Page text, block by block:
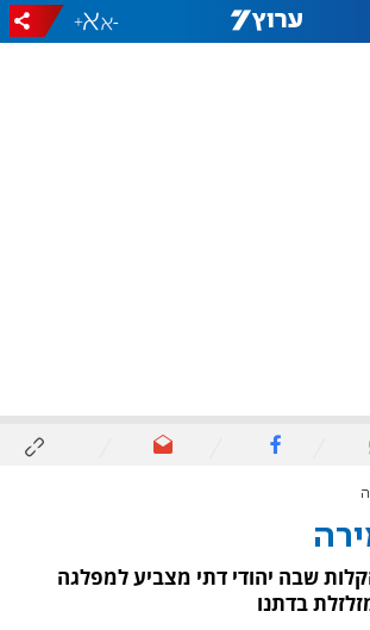
-
+
שבה יהודי דתי מצביע למפלגה
בדתנו